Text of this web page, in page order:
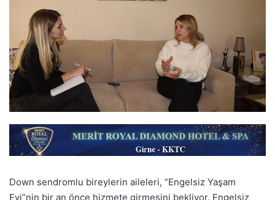
Down sendromlu bireylerin aileleri, “Engelsiz Yaşam
Evi”nin bir an önce hizmete girmesini bekliyor. Engelsiz